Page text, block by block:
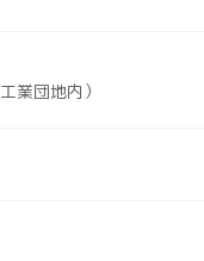
業団地内）